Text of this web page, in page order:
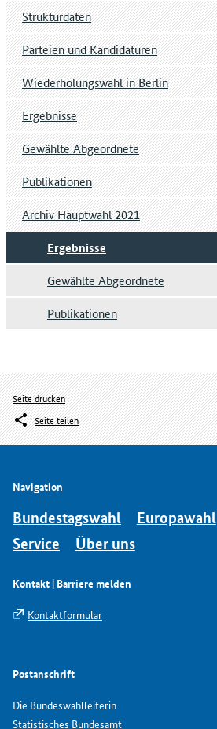
Strukturdaten
Parteien und Kandidaturen
Wiederholungswahl in Berlin
Ergebnisse
Gewählte Abgeordnete
Publikationen
Archiv Hauptwahl 2021
Ergebnisse
Gewählte Abgeordnete
Publikationen
Seite drucken
Seite teilen
Navigation
Bundestagswahl Europawahl
Service
Über uns
Kontakt | Barriere melden
Kontaktformular
Postanschrift
Die Bundeswahlleiterin
Statistisches Bundesamt